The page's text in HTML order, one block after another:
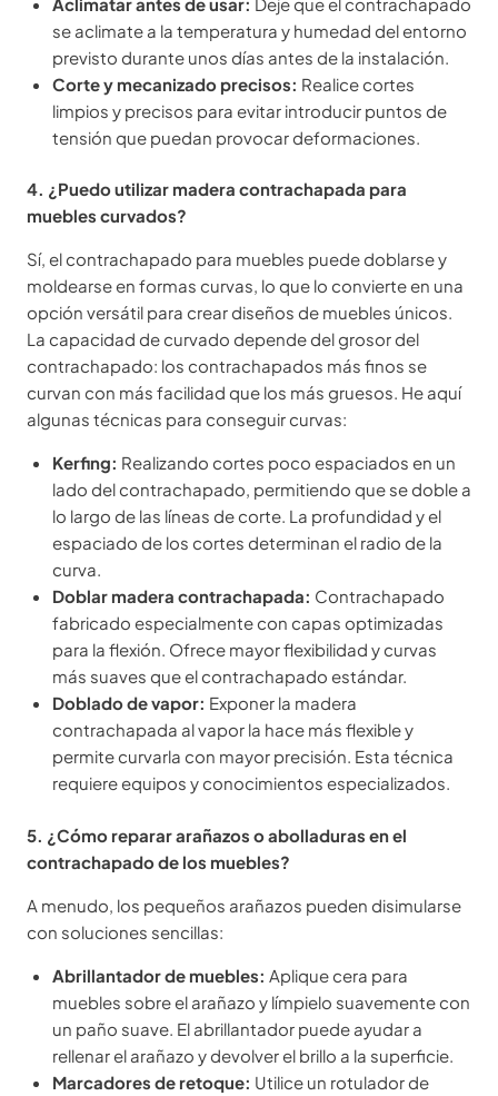
se aclimate a la temperatura y humedad del entorno
previsto durante unos días antes de la instalación.
Corte y mecanizado precisos: Realice cortes
limpios y precisos para evitar introducir puntos de
tensión que puedan provocar deformaciones.
4. ¿Puedo utilizar madera contrachapada para
muebles curvados?
Sí, el contrachapado para muebles puede doblarse y
moldearse en formas curvas, lo que lo convierte en una
opción versátil para crear diseños de muebles únicos.
La capacidad de curvado depende del grosor del
contrachapado: los contrachapados más finos se
curvan con más facilidad que los más gruesos. He aquí
algunas técnicas para conseguir curvas:
Kerfing: Realizando cortes poco espaciados en un
lado del contrachapado, permitiendo que se doble a
lo largo de las líneas de corte. La profundidad y el
espaciado de los cortes determinan el radio de la
curva.
Doblar madera contrachapada: Contrachapado
fabricado especialmente con capas optimizadas
para la flexión. Ofrece mayor flexibilidad y curvas
más suaves que el contrachapado estándar.
Doblado de vapor: Exponer la madera
contrachapada al vapor la hace más flexible y
permite curvarla con mayor precisión. Esta técnica
requiere equipos y conocimientos especializados.
5. ¿Cómo reparar arañazos o abolladuras en el
contrachapado de los muebles?
A menudo, los pequeños arañazos pueden disimularse
con soluciones sencillas:
Abrillantador de muebles: Aplique cera para
muebles sobre el arañazo y límpielo suavemente con
un paño suave. El abrillantador puede ayudar a
rellenar el arañazo y devolver el brillo a la superficie.
Marcadores de retoque: Utilice un rotulador de